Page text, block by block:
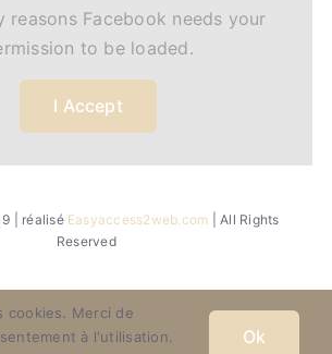
reasons Facebook needs your
to be loaded.
I Accept
| réalisé Easyaccess2web.com | All Rights
Reserved
cookies. Merci de
à l'utilisation.
Ok